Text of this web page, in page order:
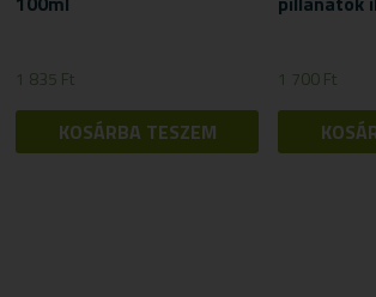
1 835 Ft
KOSÁRBA TESZEM
1 700Ft